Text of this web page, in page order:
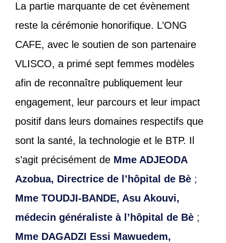
La partie marquante de cet évènement
reste la cérémonie honorifique. L’ONG
CAFE, avec le soutien de son partenaire
VLISCO, a primé sept femmes modèles
afin de reconnaître publiquement leur
engagement, leur parcours et leur impact
positif dans leurs domaines respectifs que
sont la santé, la technologie et le BTP. Il
s’agit précisément de Mme ADJEODA
Azobua, Directrice de l’hôpital de Bè ;
Mme TOUDJI-BANDE, Asu Akouvi,
médecin généraliste à l’hôpital de Bè ;
Mme DAGADZI Essi Mawuedem,